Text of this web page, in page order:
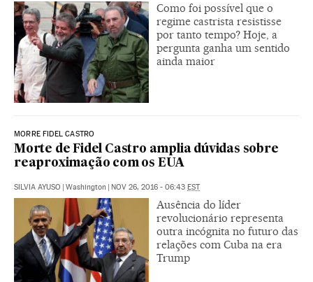
Como foi possível que o
regime castrista resistisse
por tanto tempo? Hoje, a
pergunta ganha um sentido
ainda maior
MORRE FIDEL CASTRO
Morte de Fidel Castro amplia dúvidas sobre
reaproximação com os EUA
SILVIA AYUSO | Washington | NOV 26, 2016 - 06:43 EST
Ausência do líder
revolucionário representa
outra incógnita no futuro das
relações com Cuba na era
Trump